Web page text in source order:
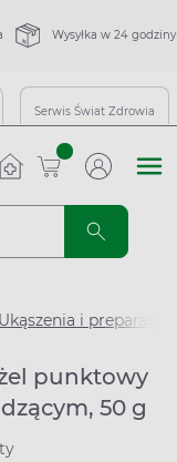
Wysyłka w 24 godziny
Serwis Świat Zdrowia
sztuk
Ukąszenia i preparaty
punktowy
50 g